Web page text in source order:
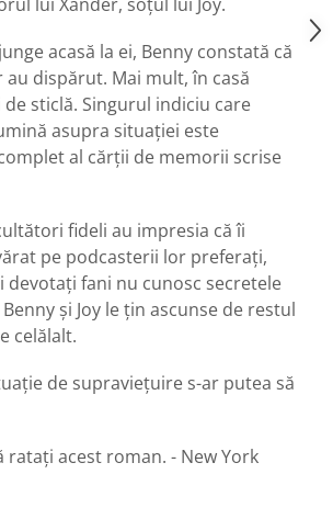
acasă la ei, Benny constată că
au dispărut. Mai mult, în casă
sticlă. Singurul indiciu care
asupra situației este
al cărții de memorii scrise
fideli au impresia că îi
pe podcasterii lor preferați,
devotați fani nu cunosc secretele
și Joy le țin ascunse de restul
celălalt.
de supraviețuire s-ar putea să
ratați acest roman. - New York